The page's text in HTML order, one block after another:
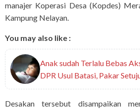
manajer Koperasi Desa (Kopdes)
Kampung Nelayan.
You may also like :
Anak sudah Terlalu Bebas
DPR Usul Batasi, Pakar
Desakan tersebut disampaikan